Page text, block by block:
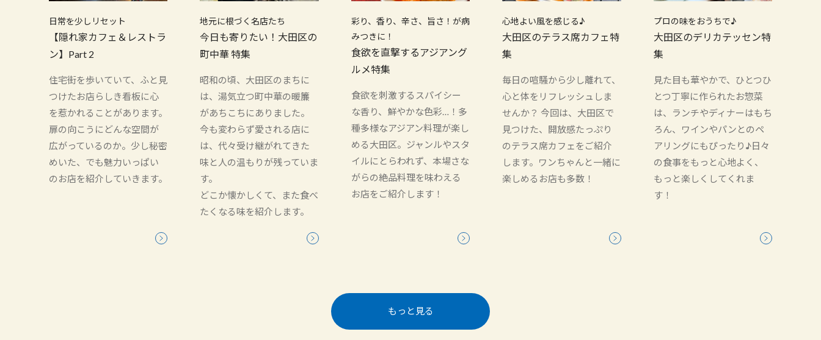
日常を少しリセット
【隠れ家カフェ＆レストラ
ン】Part 2
住宅街を歩いていて、ふと見
つけたお店らしき看板に心
を惹かれることがあります。
扉の向こうにどんな空間が
広がっているのか。少し秘密
めいた、でも魅力いっぱい
のお店を紹介していきます。
地元に根づく名店たち
今日も寄りたい！大田区の
町中華 特集
昭和の頃、大田区のまちに
は、湯気立つ町中華の暖簾
があちこちにありました。
今も変わらず愛される店に
は、代々受け継がれてきた
味と人の温もりが残っていま
す。
どこか懐かしくて、また食べ
たくなる味を紹介します。
彩り、香り、辛さ、旨さ！が病
みつきに！
食欲を直撃するアジアング
ルメ特集
食欲を刺激するスパイシー
な香り、鮮やかな色彩…！多
種多様なアジアン料理が楽し
める大田区。ジャンルやスタ
イルにとらわれず、本場さな
がらの絶品料理を味わえる
お店をご紹介します！
心地よい風を感じる♪
大田区のテラス席カフェ特
集
毎日の喧騒から少し離れて、
心と体をリフレッシュしま
せんか？ 今回は、大田区で
見つけた、開放感たっぷり
のテラス席カフェをご紹介
します。ワンちゃんと一緒に
楽しめるお店も多数！
プロの味をおうちで♪
大田区のデリカテッセン特
集
見た目も華やかで、ひとつひ
とつ丁寧に作られたお惣菜
は、ランチやディナーはもち
ろん、ワインやパンとのペ
アリングにもぴったり♪日々
の食事をもっと心地よく、
もっと楽しくしてくれま
す！
もっと見る